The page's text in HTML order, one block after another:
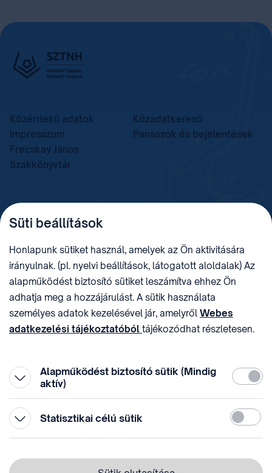
Közérdekű adatok
Közadatkereső
Impresszum
Panaszok és bejelentések
Frecskay János
Szakkönyvtár
TELEFON
+36 (1) 312 4400
sztnh@hipo.gov.hu 15311746-2-42
CÍM
1081 Budapest II. János
Pál pápa tér 7.
HIVATAL RÖVID NEVE
SZTNHOPS, KRID:
174434905
KÖZÖSSÉGI MÉDIA
⁣ ⁣
Süti beállítások
Honlapunk sütiket használ, amelyek az Ön aktivitására
irányulnak. (pl. nyelvi beállítások, látogatott aloldalak) Az
alapműködést biztosító sütiket leszámítva ehhez Ön
adhatja meg a hozzájárulást. A sütik használata
személyes adatok kezelésével jár, amelyről Webes
adatkezelési tájékoztatóból tájékozódhat részletesen.
Alapműködést biztosító sütik (Mindig
aktív)
Statisztikai célú sütik